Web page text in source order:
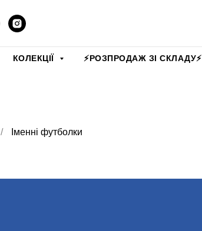
КОЛЕКЦІЇ ⚡️РОЗПРОДАЖ ЗІ СКЛАДУ⚡️
/ Іменні футболки